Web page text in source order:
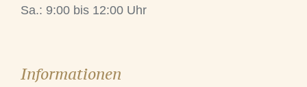
Sa.: 9:00 bis 12:00 Uhr
Informationen